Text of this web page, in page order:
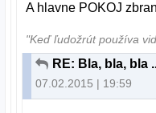
A hlavne POKOJ
"Keď ľudožrút používa
RE: Bla, bla, bla
07.02.2015 | 19:59